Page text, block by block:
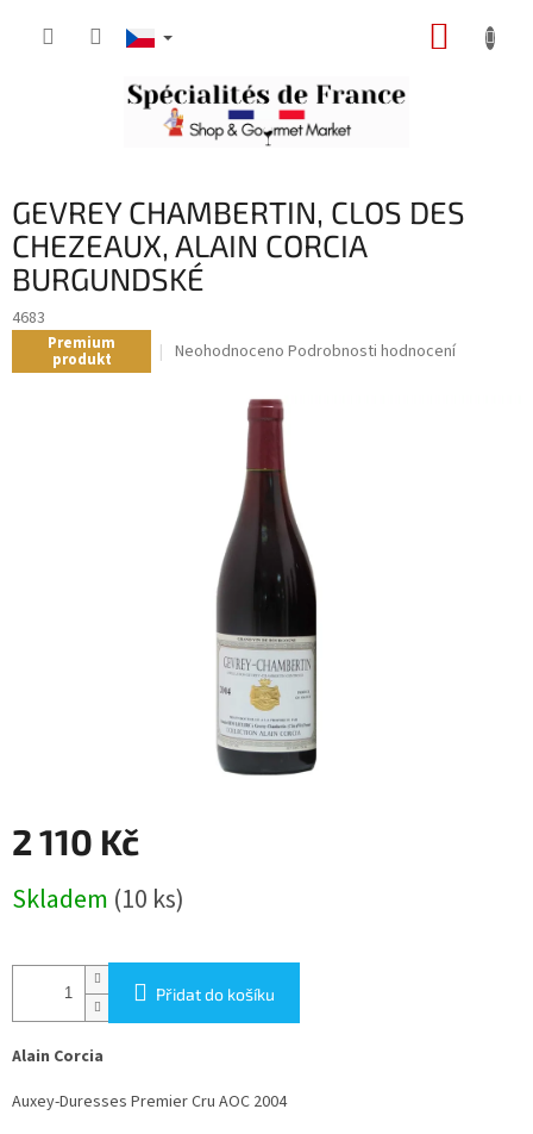
GEVREY CHAMBERTIN, CLOS DES
CHEZEAUX, ALAIN CORCIA
BURGUNDSKÉ
4683
Premium
produkt
Průměrné
hvězdiček.
Neohodnoceno Podrobnosti hodnocení
2 110 Kč
cena:
Skladem (10 ks)
Přidat do košíku
Alain Corcia
Auxey-Duresses Premier Cru AOC 2004